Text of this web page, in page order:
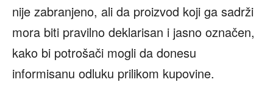
nije zabranjeno, ali da proizvod koji ga sadrži
mora biti pravilno deklarisan i jasno označen,
kako bi potrošači mogli da donesu
informisanu odluku prilikom kupovine.